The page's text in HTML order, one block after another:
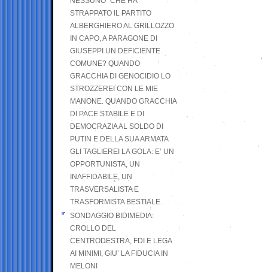
STRAPPATO IL PARTITO
ALBERGHIERO AL GRILLOZZO
IN CAPO, A PARAGONE DI
GIUSEPPI UN DEFICIENTE
COMUNE? QUANDO
GRACCHIA DI GENOCIDIO LO
STROZZEREI CON LE MIE
MANONE. QUANDO GRACCHIA
DI PACE STABILE E DI
DEMOCRAZIA AL SOLDO DI
PUTIN E DELLA SUA ARMATA
GLI TAGLIEREI LA GOLA: E’ UN
OPPORTUNISTA, UN
INAFFIDABILE, UN
TRASVERSALISTA E
TRASFORMISTA BESTIALE.
SONDAGGIO BIDIMEDIA:
CROLLO DEL
CENTRODESTRA, FDI E LEGA
AI MINIMI, GIU’ LA FIDUCIA IN
MELONI